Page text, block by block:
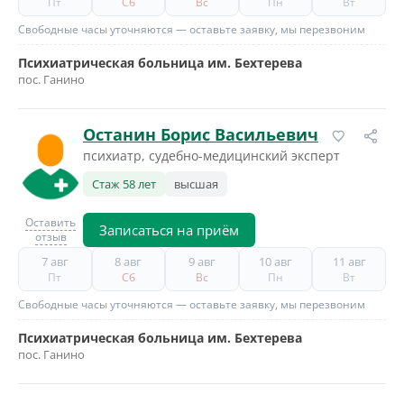
Свободные часы уточняются — оставьте заявку, мы перезвоним
Психиатрическая больница им. Бехтерева
пос. Ганино
Оставить
отзыв
Останин Борис Васильевич
психиатр, судебно-медицинский эксперт
Стаж 58 лет высшая
Записаться на приём
7 авг
Пт
8 авг
Сб
9 авг
Вс
10 авг
Пн
11 авг
Вт
Свободные часы уточняются — оставьте заявку, мы перезвоним
Психиатрическая больница им. Бехтерева
пос. Ганино